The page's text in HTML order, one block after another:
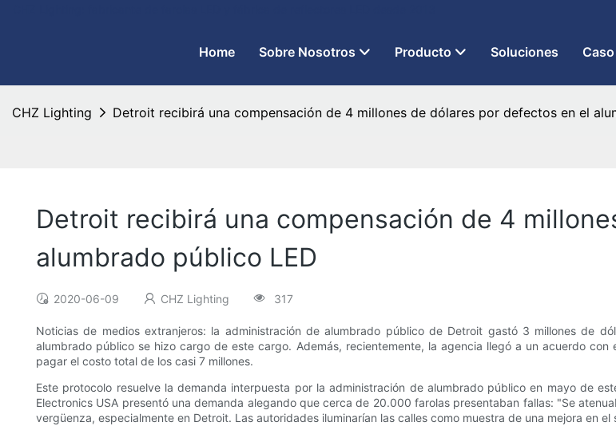
Home Sobre Nosotros Producto Soluciones Caso
CHZ Lighting Detroit recibirá una compensación de 4 millones de dólares por defectos en el
Detroit recibirá una compensación de 4
alumbrado público LED
2020-06-09 CHZ Lighting 317
Noticias de medios extranjeros: la administración de alumbrado público de Detroit gastó 3 millones de
alumbrado público se hizo cargo de este cargo. Además, recientemente, la agencia llegó a un acuerdo
pagar el costo total de los casi 7 millones.
Este protocolo resuelve la demanda interpuesta por la administración de alumbrado público en mayo de
Electronics USA presentó una demanda alegando que cerca de 20.000 farolas presentaban fallas: "Se
vergüenza, especialmente en Detroit. Las autoridades iluminarían las calles como muestra de una mejora en